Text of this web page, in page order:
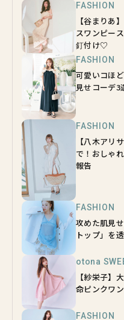
FASHION
【谷まりあ
スワンピー
釘付け♡
FASHION
可愛いコほ
見せコーデ3
FASHION
【八木アリ
で！おしゃ
報告
FASHION
攻めた肌見
トップ」を
otona
【紗栄子】
命ピンクワ
FASHION